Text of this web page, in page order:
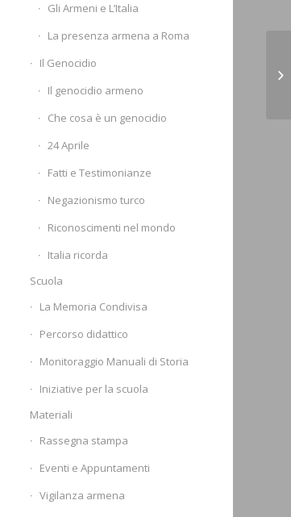
Gli Armeni e L’Italia
La presenza armena a Roma
Il Genocidio
Il genocidio armeno
Che cosa è un genocidio
24 Aprile
Fatti e Testimonianze
Negazionismo turco
Riconoscimenti nel mondo
Italia ricorda
Scuola
La Memoria Condivisa
Percorso didattico
Monitoraggio Manuali di Storia
Iniziative per la scuola
Materiali
Rassegna stampa
Eventi e Appuntamenti
Vigilanza armena